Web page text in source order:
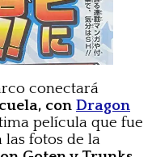
conectará
con Dragon
película que fue
las fotos de la